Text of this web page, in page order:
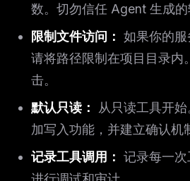
数。切勿信任 Agent 生成的
限制文件访问： 如果你的服
请将路径限制在项目目录内
击。
默认只读：
从只读工具开
加写入功能，并建立确认机
记录工具调用： 记录每一